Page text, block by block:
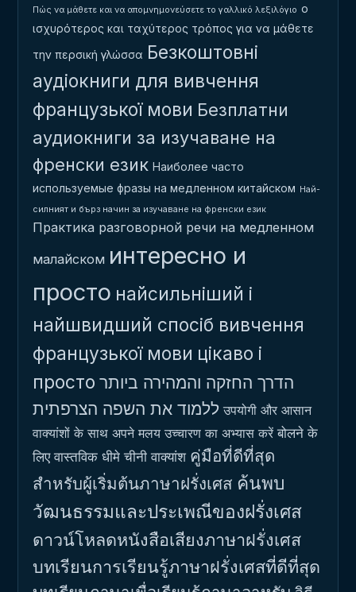
Πώς να μάθετε και να απομνημονεύσετε το γαλλικό λεξιλόγιο ο
ισχυρότερος και ταχύτερος τρόπος για να μάθετε
την περσική γλώσσα Безкоштовні
аудіокниги для вивчення
французької мови Безплатни
аудиокниги за изучаване на
френски език Наиболее часто
используемые фразы на медленном китайском Най-
силният и бърз начин за изучаване на френски език
Практика разговорной речи на медленном
малайском интересно и
просто найсильніший і
найшвидший спосіб вивчення
французької мови цікаво і
просто הדרך החזקה והמהירה ביותר
ללמוד את השפה הצרפתית उपयोगी और आसान
वाक्यांशों के साथ अपने मलय उच्चारण का अभ्यास करें बोलने के
लिए वास्तविक धीमे चीनी वाक्यांश คู่มือที่ดีที่สุด
สำหรับผู้เริ่มต้นภาษาฝรั่งเศส ค้นพบ
วัฒนธรรมและประเพณีของฝรั่งเศส
ดาวน์โหลดหนังสือเสียงภาษาฝรั่งเศส
บทเรียนการเรียนรู้ภาษาฝรั่งเศสที่ดีที่สุด